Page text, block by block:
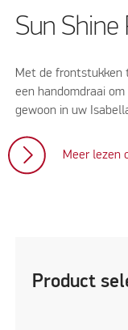
Sun
Met de frontstukken
een handomdraai
gewoon in uw
Meer lezen
Product